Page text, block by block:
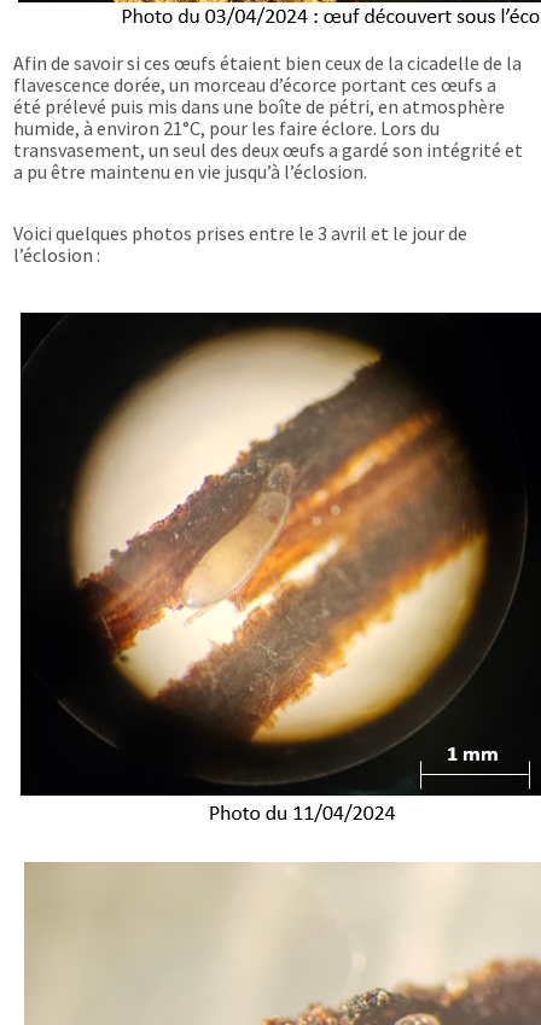
Afin de savoir si ces œufs étaient bien ceux de la cicadelle de la
flavescence dorée, un morceau d’écorce portant ces œufs a
été prélevé puis mis dans une boîte de pétri, en atmosphère
humide, à environ 21°C, pour les faire éclore. Lors du
transvasement, un seul des deux œufs a gardé son intégrité et
a pu être maintenu en vie jusqu’à l’éclosion.
Voici quelques photos prises entre le 3 avril et le jour de
l’éclosion :